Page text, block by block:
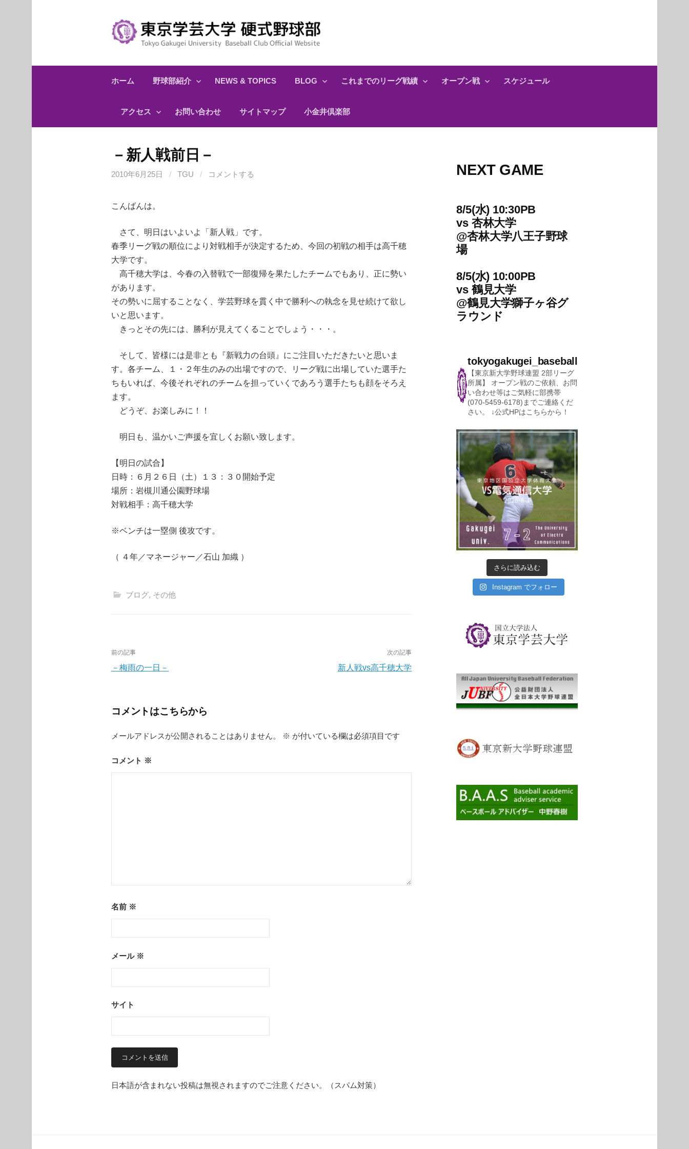
ホーム 野球部紹介 NEWS & TOPICS BLOG これまでのリーグ戦績 オープン戦 スケジュール
アクセス お問い合わせ サイトマップ 小金井倶楽部
－新人戦前日－
2010年6月25日 / TGU / コメントする
こんばんは。
さて、明日はいよいよ「新人戦」です。
春季リーグ戦の順位により対戦相手が決定するため、今回の初戦の相手は高千穂
大学です。
高千穂大学は、今春の入替戦で一部復帰を果たしたチームでもあり、正に勢い
があります。
その勢いに屈することなく、学芸野球を貫く中で勝利への執念を見せ続けて欲し
いと思います。
きっとその先には、勝利が見えてくることでしょう・・・。
そして、皆様には是非とも『新戦力の台頭』にご注目いただきたいと思いま
す。各チーム、１・２年生のみの出場ですので、リーグ戦に出場していた選手た
ちもいれば、今後それぞれのチームを担っていくであろう選手たちも顔をそろえ
ます。
どうぞ、お楽しみに！！
明日も、温かいご声援を宜しくお願い致します。
【明日の試合】
日時：６月２６日（土）１３：３０開始予定
場所：岩槻川通公園野球場
対戦相手：高千穂大学
※ベンチは一塁側 後攻です。
（ ４年／マネージャー／石山 加織 ）
ブログ, その他
投
稿
ビ
ー
シ
ョ
前の記事
－梅雨の一日－
次の記事
新人戦vs高千穂大学
コメントはこちらから
メールアドレスが公開されることはありません。 ※ が付いている欄は必須項目です
コメント ※
名前 ※
メール ※
サイト
日本語が含まれない投稿は無視されますのでご注意ください。（スパム対策）
NEXT GAME
8/5(水) 10:30PB
vs杏林大学
@杏林大学八王子野球
場
8/5(水) 10:00PB
vs鶴見大学
@鶴見大学獅子ヶ谷グ
ラウンド
tokyogakugei_baseball
【東京新大学野球連盟 2部リーグ
所属】
オープン戦のご依頼、お問
い合わせ等はご気軽に部携帯
(070-5459-6178)までご連絡くだ
さい。
↓公式HPはこちらから！
さらに読み込む
Instagram でフォロー